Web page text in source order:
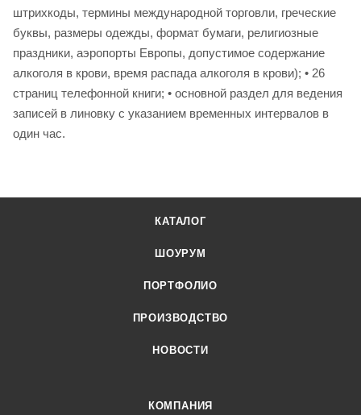
штрихкоды, термины международной торговли, греческие
буквы, размеры одежды, формат бумаги, религиозные
праздники, аэропорты Европы, допустимое содержание
алкоголя в крови, время распада алкоголя в крови); • 26
страниц телефонной книги; • основной раздел для ведения
записей в линовку с указанием временных интервалов в
один час.
КАТАЛОГ
ШОУРУМ
ПОРТФОЛИО
ПРОИЗВОДСТВО
НОВОСТИ
КОМПАНИЯ